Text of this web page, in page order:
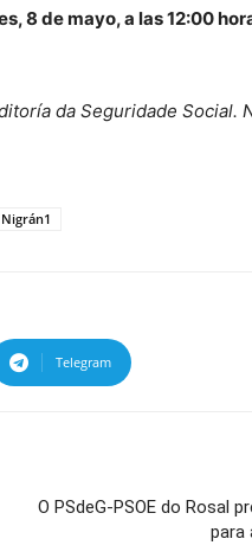
8 de mayo, a las 12:00
da Seguridade Social.
Nigrán1
Telegram
O PSdeG-PSOE do Rosal
para